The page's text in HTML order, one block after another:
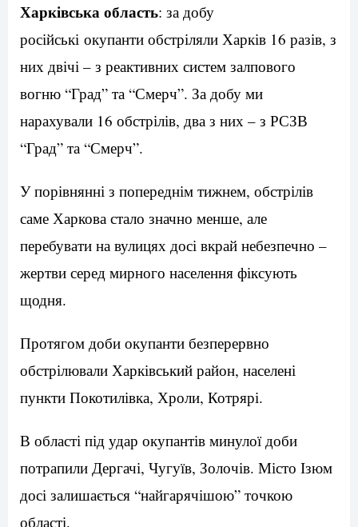
Харківська область: за добу
російські окупанти обстріляли Харків 16 разів, з
них двічі – з реактивних систем залпового
вогню “Град” та “Смерч”. За добу ми
нарахували 16 обстрілів, два з них – з РСЗВ
“Град” та “Смерч”.
У порівнянні з попереднім тижнем, обстрілів
саме Харкова стало значно менше, але
перебувати на вулицях досі вкрай небезпечно –
жертви серед мирного населення фіксують
щодня.
Протягом доби окупанти безперервно
обстрілювали Харківський район, населені
пункти Покотилівка, Хроли, Котрярі.
В області під удар окупантів минулої доби
потрапили Дергачі, Чугуїв, Золочів. Місто Ізюм
досі залишається “найгарячішою” точкою
області.